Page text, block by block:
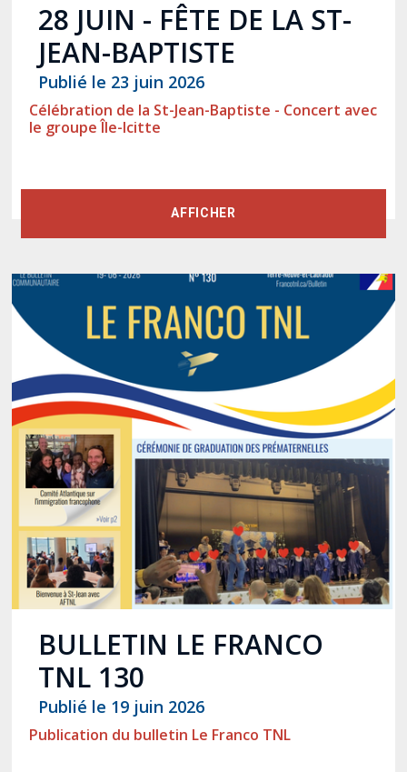
28 JUIN - FÊTE DE LA ST-
JEAN-BAPTISTE
Publié le 23 juin 2026
Célébration de la St-Jean-Baptiste - Concert avec
le groupe Île-Icitte
AFFICHER
BULLETIN LE FRANCO
TNL 130
Publié le 19 juin 2026
Publication du bulletin Le Franco TNL